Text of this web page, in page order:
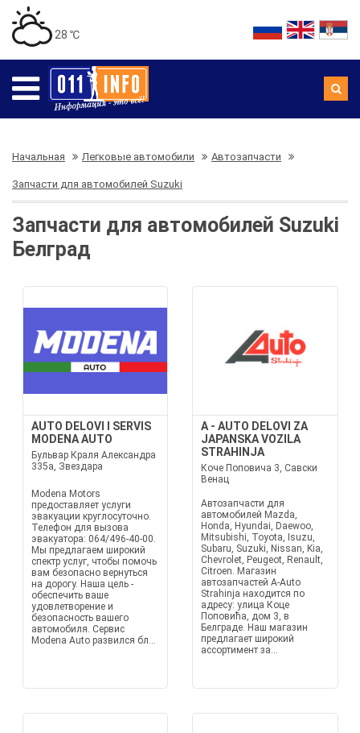
28 ℃
Начальная Легковые автомобили Автозапчасти
Запчасти для автомобилей Suzuki
Запчасти для автомобилей Suzuki
Белград
AUTO DELOVI I SERVIS
MODENA AUTO
Бульвар Краля Александра
335а, Звездара
Modena Motors
предоставляет услуги
эвакуации круглосуточно.
Телефон для вызова
эвакуатора: 064/496-40-00.
Мы предлагаем широкий
спектр услуг, чтобы помочь
вам безопасно вернуться
на дорогу. Наша цель -
обеспечить ваше
удовлетворение и
безопасность вашего
автомобиля. Сервис
Modena Auto развился бл...
A - AUTO DELOVI ZA
JAPANSKA VOZILA
STRAHINJA
Коче Поповича 3, Савски
Венац
Автозапчасти для
автомобилей Mazda,
Honda, Hyundai, Daewoo,
Mitsubishi, Toyota, Isuzu,
Subaru, Suzuki, Nissan, Kia,
Chevrolet, Peugeot, Renault,
Citroen. Магазин
автозапчастей A-Auto
Strahinja находится по
адресу: улица Коце
Поповића, дом 3, в
Белграде. Наш магазин
предлагает широкий
ассортимент за...